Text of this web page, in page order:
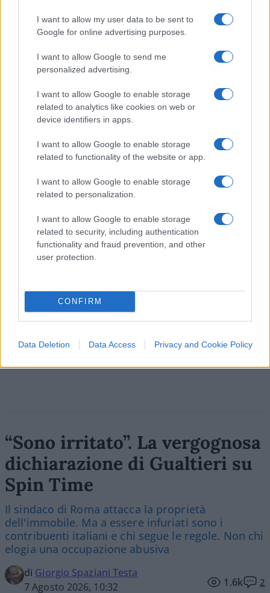
I want to allow my user data to be sent to
Google for online advertising purposes.
I want to allow Google to send me
personalized advertising.
I want to allow Google to enable storage
related to analytics like cookies on web or
device identifiers in apps.
I want to allow Google to enable storage
related to functionality of the website or app.
I want to allow Google to enable storage
related to personalization.
I want to allow Google to enable storage
related to security, including authentication
functionality and fraud prevention, and other
user protection.
CONFIRM
Data Deletion Data Access Privacy and Cookie Policy
proprio questa la trappola: le idee, quando si
incarnano in figure istituzionali che parlano e
agiscono, hanno un peso. E la città, quel peso,
oggi lo avverte tutto.
Nicolaporro.it è anche su Whatsapp. È
sufficientecliccare quiper iscriversi al canale ed
essere sempre aggiornati (gratis).
12
Leggi i commenti
Vignetta del 07/08/2026
Vai all'archivio delle vignette
“Sono irritato”. La vergognosa
dichiarazione di Gualtieri su
Spin Time
Il sindaco di Roma attacca la proprietà
dell'immobile. Ma a essere infuriati sono i
contribuenti italiani e chi segue le regole. Non chi
elogia una occupazione abusiva
di Giorgio Spaziani Testa
7 Agosto 2026, 10:32
1.6k 2